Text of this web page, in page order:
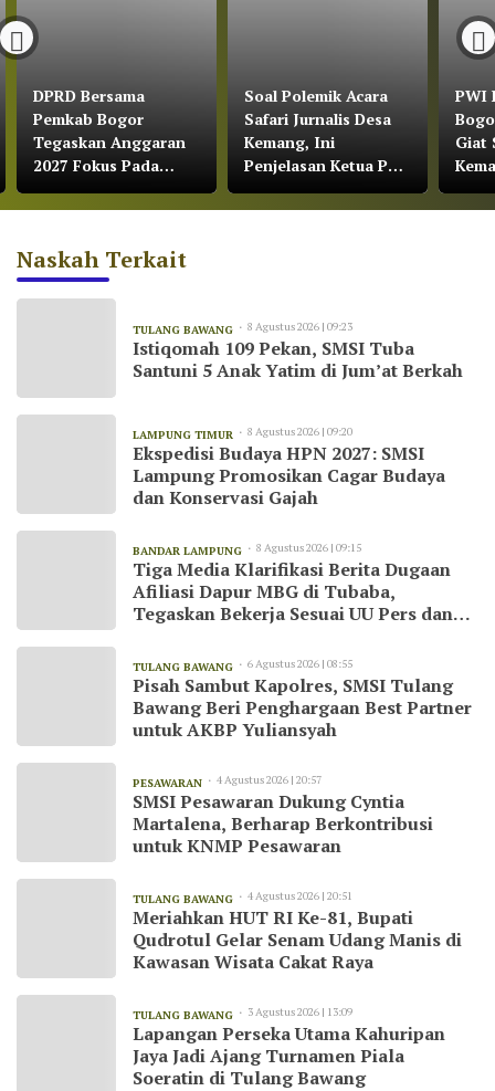
DPRD Bersama
Pemkab Bogor
Tegaskan Anggaran
2027 Fokus Pada
Pertumbuhan
Ekonomi dan
Pembangunan
Soal Polemik Acara
Safari Jurnalis Desa
Kemang, Ini
Penjelasan Ketua PWI
Kabupaten Bogor
PWI
Giat
Naskah Terkait
TULANG BAWANG 8 Agustus 2026 | 09:23
Istiqomah 109 Pekan, SMSI Tuba
Santuni 5 Anak Yatim di Jum’at Berkah
LAMPUNG TIMUR 8 Agustus 2026 | 09:20
Ekspedisi Budaya HPN 2027: SMSI
Lampung Promosikan Cagar Budaya
dan Konservasi Gajah
BANDAR LAMPUNG 8 Agustus 2026 | 09:15
Tiga Media Klarifikasi Berita Dugaan
Afiliasi Dapur MBG di Tubaba,
Tegaskan Bekerja Sesuai UU Pers dan
TULANG BAWANG 6 Agustus 2026 | 08:55
Pisah Sambut Kapolres, SMSI Tulang
Bawang Beri Penghargaan Best Partner
untuk AKBP Yuliansyah
PESAWARAN 4 Agustus 2026 | 20:57
SMSI Pesawaran Dukung Cyntia
Martalena, Berharap Berkontribusi
untuk KNMP Pesawaran
TULANG BAWANG 4 Agustus 2026 | 20:51
Meriahkan HUT RI Ke-81, Bupati
Qudrotul Gelar Senam Udang Manis di
Kawasan Wisata Cakat Raya
TULANG BAWANG 3 Agustus 2026 | 13:09
Lapangan Perseka Utama Kahuripan
Jaya Jadi Ajang Turnamen Piala
Soeratin di Tulang Bawang